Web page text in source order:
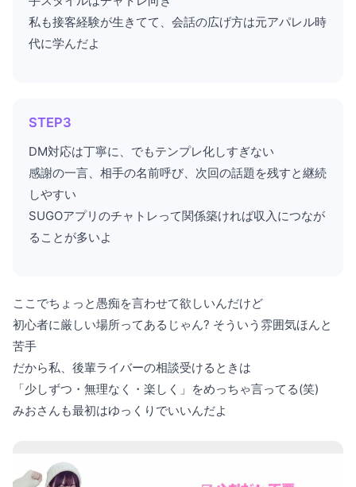
私も接客経験が生きてて、会話の広げ方は元アパレル時
代に学んだよ
STEP3
DM対応は丁寧に、でもテンプレ化しすぎない
感謝の一言、相手の名前呼び、次回の話題を残すと継続
しやすい
SUGOアプリのチャトレって関係築ければ収入につなが
ることが多いよ
ここでちょっと愚痴を言わせて欲しいんだけど
初心者に厳しい場所ってあるじゃん? そういう雰囲気ほんと
苦手
だから私、後輩ライバーの相談受けるときは
「少しずつ・無理なく・楽しく」をめっちゃ言ってる(笑)
みおさんも最初はゆっくりでいいんだよ